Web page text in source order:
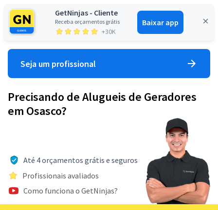
GetNinjas - Cliente
Receba orçamentos grátis
+30K
Baixar app
Entrar
Seja um profissional
Precisando de Alugueis de Geradores
em Osasco?
Até 4 orçamentos grátis e seguros
Profissionais avaliados
Como funciona o GetNinjas?